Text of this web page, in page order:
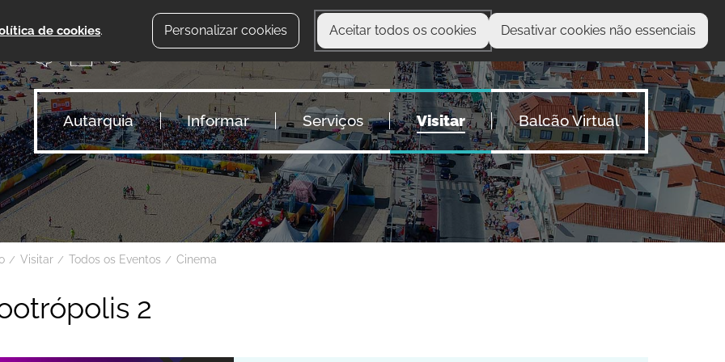
de cookies. Personalizar cookies Aceitar todos os cookies Desativar cookies não essenciais
O que procura?
Autarquia Informar Serviços Visitar Balcão Virtual
Visitar Todos os Eventos Cinema
2